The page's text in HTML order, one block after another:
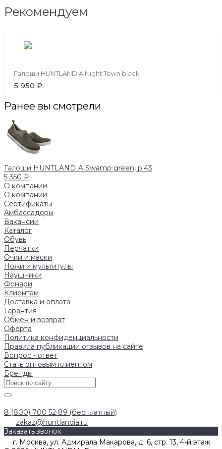
Рекомендуем
Галоши HUNTLANDIA Night Town black
5 950 ₽
Ранее вы смотрели
Галоши HUNTLANDIA Swamp green, р.43
5 350 ₽
О компании
О компании
Сертификаты
Амбассадоры
Вакансии
Каталог
Обувь
Перчатки
Очки и маски
Ножи и мультитулы
Наушники
Фонари
Клиентам
Доставка и оплата
Гарантия
Обмен и возврат
Оферта
Политика конфиденциальности
Правила публикации отзывов на сайте
Вопрос - ответ
Стать оптовым клиентом
Бренды
8 (800) 700 52 89 (бесплатный)
zakaz@huntlandia.ru
Заказать звонок
г. Москва, ул. Адмирала Макарова, д. 6, стр. 13, 4-й этаж